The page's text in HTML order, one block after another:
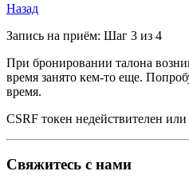
Назад
Запись на приём: Шаг 3 из 4
При бронировании талона
время занято кем-то еще.
время.
CSRF токен недействителен или
Свяжитесь с нами